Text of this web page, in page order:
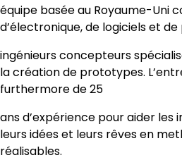
équipe basée au Royaume-Uni
d’électronique, de logiciels et
ingénieurs concepteurs
la création de prototypes.
furthermore de 25
ans d’expérience pour aider les
leurs idées et leurs rêves en
réalisables.